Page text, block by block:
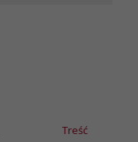
Treść